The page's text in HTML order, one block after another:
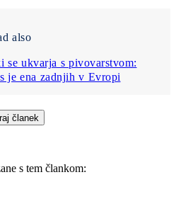
se ukvarja s pivovarstvom:
je ena zadnjih v Evropi
članek
s tem člankom: